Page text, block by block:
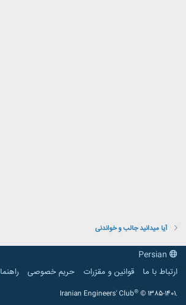
آیا میدانید جالب و خواندنی
ارتباط با ما
قوانین و مقرّرات حریم خصوصی راهنما
Iranian Engineers' Club® © 1385-1401.